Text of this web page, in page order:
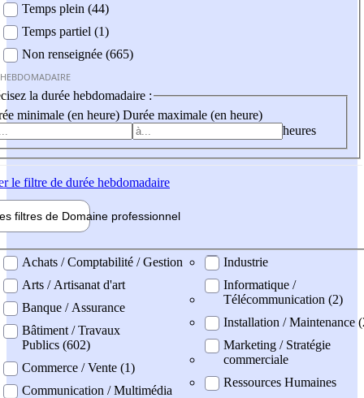
Temps plein (44)
Temps partiel (1)
Non renseignée (665)
la durée hebdomadaire :
minimale (en heure) Durée maximale (en heure)
heures
le filtre de durée hebdomadaire
filtres de Domaine professionnel
professionel
Achats / Comptabilité / Gestion
Arts / Artisanat d'art
Banque / Assurance
Bâtiment / Travaux
Publics (602)
Commerce / Vente (1)
Communication / Multimédia
Industrie
Informatique /
Télécommunication (2)
Installation / Maintenance
Marketing / Stratégie
commerciale
Ressources Humaines